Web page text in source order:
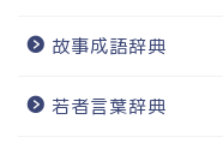
故事成語辞典
若者言葉辞典